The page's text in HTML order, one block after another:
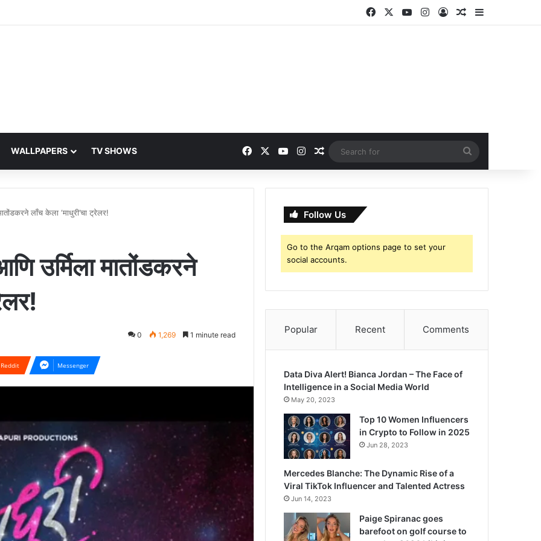
Facebook YouTubeInstagram
Log InRandom Article
WALLPAPERS TV SHOWS Facebook YouTubeInstagramRandom Article
for
लॉंच केला ‘माधुरी’चा ट्रेलर!
उर्मिला मातोंडकरने
0 1,269 1 minute read
Reddit Messenger
Follow Us
Go to the Arqam options page to set your
social accounts.
Popular Recent Comments
Data Diva Alert! Bianca Jordan – The Face of
Intelligence in a Social Media World
May 20, 2023
Top 10 Women Influencers
in Crypto to Follow in 2025
Jun 28, 2023
Mercedes Blanche: The Dynamic Rise of a
Viral TikTok Influencer and Talented Actress
Jun 14, 2023
Paige Spiranac goes
barefoot on golf course to